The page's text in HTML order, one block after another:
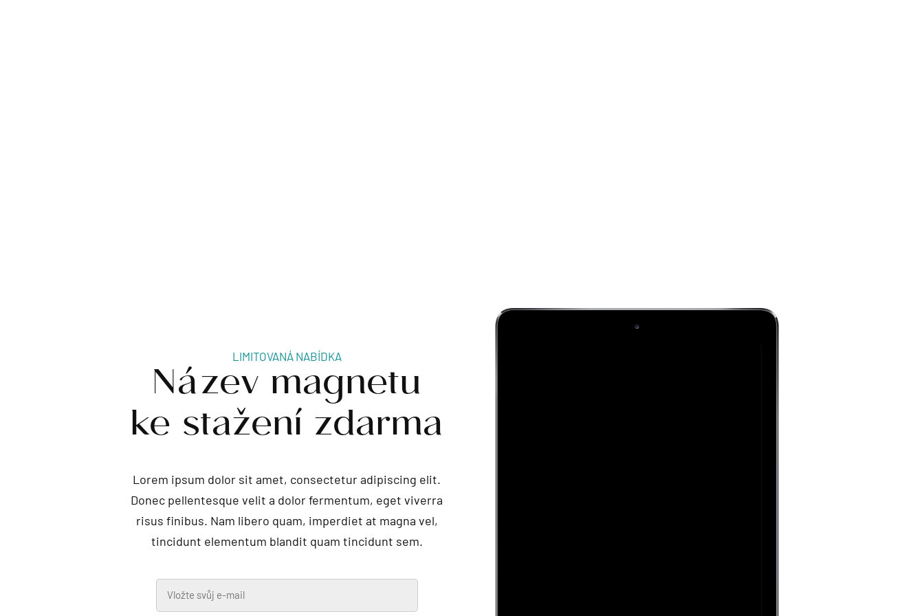
LIMITOVANÁ NABÍDKA
Název magnetu
ke stažení zdarma
Lorem ipsum dolor sit amet, consectetur adipiscing elit.
Donec pellentesque velit a dolor fermentum, eget viverra
risus finibus. Nam libero quam, imperdiet at magna vel,
tincidunt elementum blandit quam tincidunt sem.